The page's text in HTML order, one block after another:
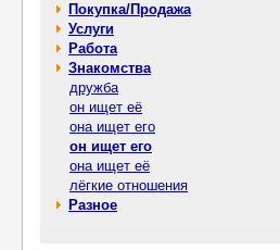
Покупка/Продажа
Услуги
Работа
Знакомства
дружба
он ищет её
она ищет его
он ищет его
она ищет её
лёгкие отношения
Разное